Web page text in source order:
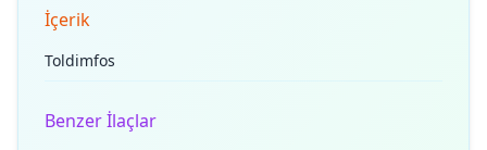
İçerik
Toldimfos
Benzer İlaçlar